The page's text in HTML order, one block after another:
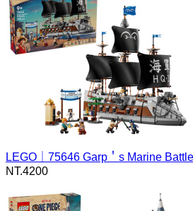
LEGO｜75646 Garp＇s Marine
NT.4200